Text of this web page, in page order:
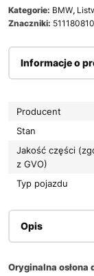
Kategorie: BMW,
Znaczniki:
Informacje o
Producent
Stan
Jakość części
z GVO)
Typ pojazdu
Opis
Oryginalna osłona